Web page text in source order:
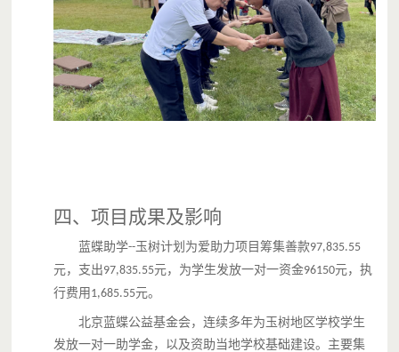
为贫困家庭义务教育阶段的学生，
提供学习、生活方面费用的资助，
缓解他们家庭的经济困难，
改善学生学习、生活条件，
帮助他们顺利完成学业，
算
四、 项目成果及影响
蓝蝶助学--玉树计划为爱助力项目筹集善款97,835.55
元，支出97,835.55元， 为学生发放一对一资金96150元，执
行费用 1,685.55元。
北京蓝蝶公益基金会，连续多年为玉树地区学校学生
发放一对一助学金，以及资助当地学校基础建设。主要集